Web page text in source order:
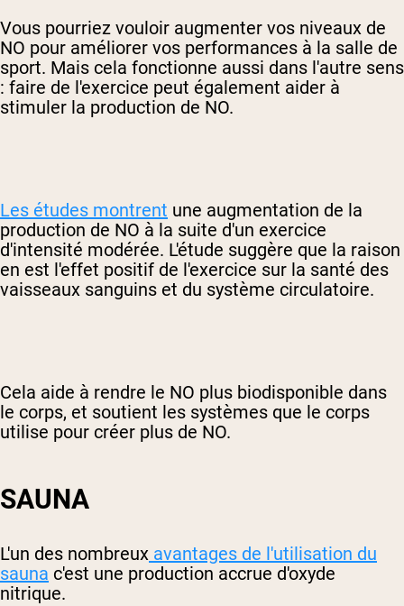
Vous pourriez vouloir augmenter vos niveaux de
NO pour améliorer vos performances à la salle de
sport. Mais cela fonctionne aussi dans l'autre sens
: faire de l'exercice peut également aider à
stimuler la production de NO.
Les études montrent une augmentation de la
production de NO à la suite d'un exercice
d'intensité modérée. L'étude suggère que la raison
en est l'effet positif de l'exercice sur la santé des
vaisseaux sanguins et du système circulatoire.
Cela aide à rendre le NO plus biodisponible dans
le corps, et soutient les systèmes que le corps
utilise pour créer plus de NO.
SAUNA
L'un des nombreux avantages de l'utilisation du
sauna c'est une production accrue d'oxyde
nitrique.